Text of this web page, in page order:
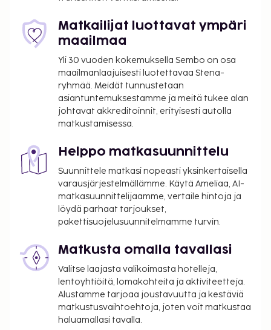
kehitysjärjestö ATOUT.
Majoituspaikka veloittaa seuraavat paikan päällä
sovellettavat verot:
Kaupungin perimä vero: 1.76 EUR per henkilö per
yö. Tätä veroa ei peritä alle 18 vuotta vanhoilta
lapsilta.
ilmoittamat maksut.
Maksu buffetaamiaisesta: noin 13.9 EUR
aikuisille ja 6.95 EUR lapsille
Yllä oleva luettelo ei ehkä kata kaikkea. Maksut ja
takuumaksut eivät välttämättä sisällä veroja, ja ne
saattavat muuttua.
Kansallisten määräysten vuoksi käteismaksut
eivät voi ylittää 1000 EUR:n suuruista summaa
tässä majoituspaikassa. Saat lisätietoja asiasta
ottamalla yhteyttä majoituspaikkaan
varausvahvistuksessa olevien tietojen avulla.
Matkailijat luottavat ympäri
maailmaa
Yli 30 vuoden kokemuksella Sembo on osa
maailmanlaajuisesti luotettavaa Stena-
ryhmää. Meidät tunnustetaan
asiantuntemuksestamme ja meitä tukee alan
johtavat akkreditoinnit, erityisesti autolla
matkustamisessa.
Helppo matkasuunnittelu
Suunnittele matkasi nopeasti yksinkertaisella
varausjärjestelmällämme. Käytä Ameliaa, AI-
matkasuunnittelijaamme, vertaile hintoja ja
löydä parhaat tarjoukset,
pakettisuojelusuunnitelmamme turvin.
Matkusta omalla tavallasi
Valitse laajasta valikoimasta hotelleja,
lentoyhtiöitä, lomakohteita ja aktiviteetteja.
Alustamme tarjoaa joustavuutta ja kestäviä
matkustusvaihtoehtoja, joten voit matkustaa
haluamallasi tavalla.